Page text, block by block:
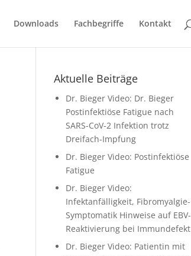
Downloads Fachbegriffe Kontakt
Aktuelle Beiträge
Dr. Bieger Video: Dr. Bieger
Postinfektiöse Fatigue nach
SARS-CoV-2 Infektion trotz
Dreifach-Impfung
Dr. Bieger Video: Postinfektiöse
Fatigue
Dr. Bieger Video:
Infektanfälligkeit, Fibromyalgie-
Symptomatik Hinweise auf EBV-
Reaktivierung bei Immundefekt
Dr. Bieger Video: Patientin mit